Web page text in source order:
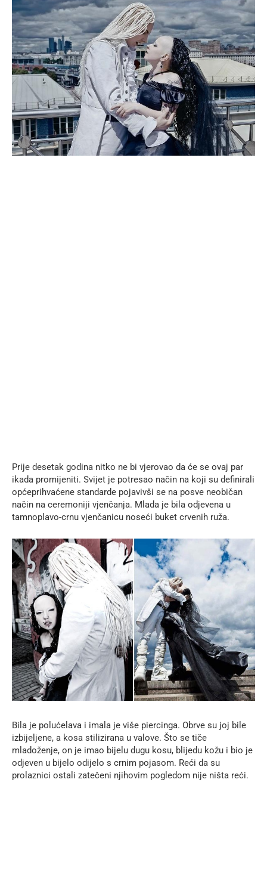
Prije desetak godina nitko ne bi vjerovao da će se ovaj par
ikada promijeniti. Svijet je potresao način na koji su definirali
općeprihvaćene standarde pojavivši se na posve neobičan
način na ceremoniji vjenčanja. Mlada je bila odjevena u
tamnoplavo-crnu vjenčanicu noseći buket crvenih ruža.
Bila je polućelava i imala je više piercinga. Obrve su joj bile
izbijeljene, a kosa stilizirana u valove. Što se tiče
mladoženje, on je imao bijelu dugu kosu, blijedu kožu i bio je
odjeven u bijelo odijelo s crnim pojasom. Reći da su
prolaznici ostali zatečeni njihovim pogledom nije ništa reći.